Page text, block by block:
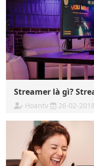
Streamer là gì?
Hoantv 26-02-2018